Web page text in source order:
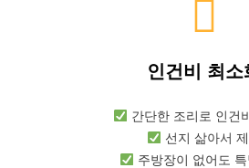
인건비 최소
간단한 조리로 인건
선지 삶아서
주방장이 없어도